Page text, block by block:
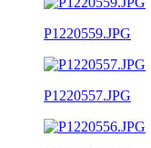
P1220559.JPG
P1220557.JPG